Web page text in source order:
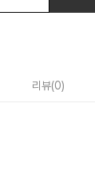
리뷰(0)